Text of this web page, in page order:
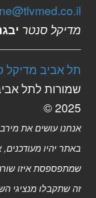
מדיקל סנטר
תל אביב מדיקל
2025 ©
אנחנו עושים את
באתר יהיו
שמתפספסת איזו
זה שתקבלו מנציגי